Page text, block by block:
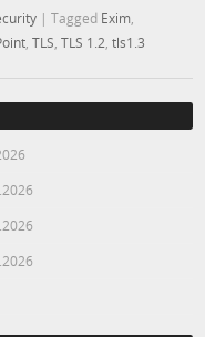
|Tagged Exim
,TLS ,TLS 1.2 ,tls1.3